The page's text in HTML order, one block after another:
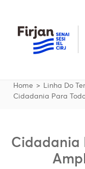
Trilha de
Home Linha Do
Cidadania Para
Cidadania